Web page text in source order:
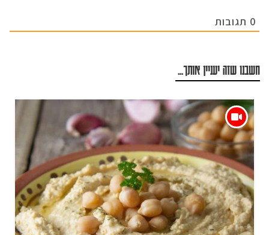
0 תגובות
חשבנו שזה יעניין אותך...